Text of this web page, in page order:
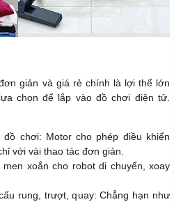
giản và giá rẻ chính là lợi thế lớn
chọn để lắp vào đồ chơi điện tử.
chơi: Motor cho phép điều khiển
với vài thao tác đơn giản.
xoắn cho robot di chuyển, xoay
rung, trượt, quay: Chẳng hạn như